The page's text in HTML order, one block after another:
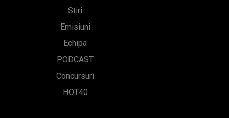
Stiri
Emisiuni
Echipa
PODCAST
Concursuri
HOT40